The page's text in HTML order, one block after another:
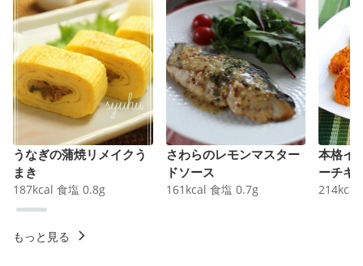
うなぎの蒲焼リメイクう
まき
187kcal 食塩 0.8g
さわらのレモンマスター
ドソース
161 kcal 食塩 0.7g
本格イ
ーチキ
214kcal
もっと見る